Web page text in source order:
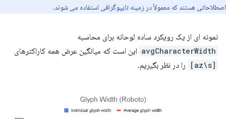
اصطلاحاتی هستند که معمولاً در زمینه تایپوگرافی استفاده می شوند.
نمونه ای از یک رویکرد ساده لوحانه برای محاسبه
avgCharacterWidth این است که میانگین عرض همه کاراکترهای
[az\s] را در نظر بگیریم.